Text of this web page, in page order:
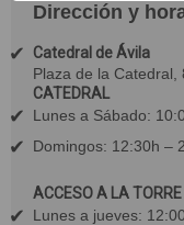
Dirección y
Catedral de Ávila
Plaza de la Catedral,
CATEDRAL
Lunes a Sábado:
Domingos: 12:30h –
ACCESO A LA
Lunes a jueves: